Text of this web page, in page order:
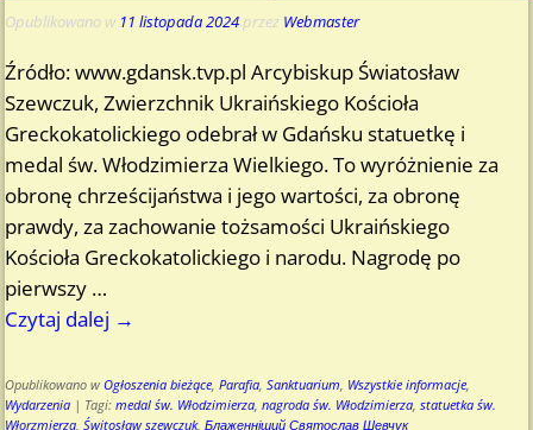
Opublikowano w 11 listopada 2024 przez Webmaster
Źródło: www.gdansk.tvp.pl Arcybiskup Światosław
Szewczuk, Zwierzchnik Ukraińskiego Kościoła
Greckokatolickiego odebrał w Gdańsku statuetkę i
medal św. Włodzimierza Wielkiego. To wyróżnienie za
obronę chrześcijaństwa i jego wartości, za obronę
prawdy, za zachowanie tożsamości Ukraińskiego
Kościoła Greckokatolickiego i narodu. Nagrodę po
pierwszy …
Czytaj dalej →
Opublikowano w Ogłoszenia bieżące,Parafia,Sanktuarium, Wszystkie informacje,
Wydarzenia | Tagi:medal św. Włodzimierza,nagroda św. Włodzimierza,statuetka św.
Włorzmierza,Świtosław szewczuk,Блаженніший Святослав Шевчук